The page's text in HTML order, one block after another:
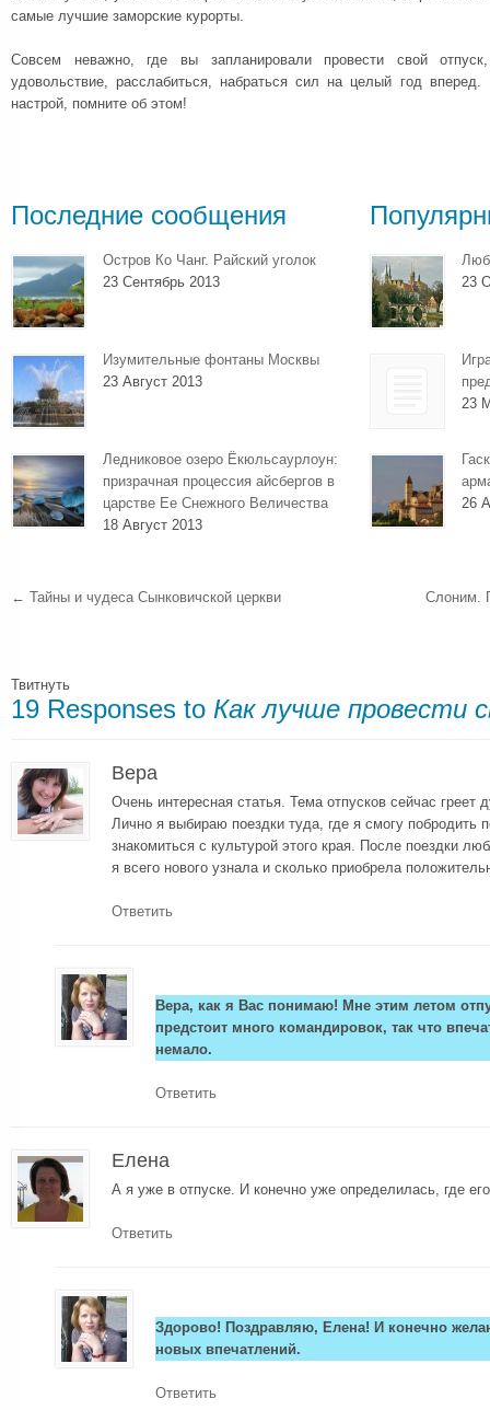
самые лучшие заморские курорты.
Совсем неважно, где вы запланировали провести свой
удовольствие, расслабиться, набраться сил на целый год
настрой, помните об этом!
Последние сообщения
Остров Ко Чанг. Райский уголок
23 Сентябрь 2013
Изумительные фонтаны Москвы
23 Август 2013
Ледниковое озеро Ёкюльсаурлоун:
призрачная процессия айсбергов в
царстве Ее Снежного Величества
18 Август 2013
23
23
26
← Тайны и чудеса Сынковичской церкви Слоним.
Твитнуть
19 Responses to Как лучше провести
Вера
Очень интересная статья. Тема отпусков сейчас греет
Лично я выбираю поездки туда, где я смогу побродить
знакомиться с культурой этого края. После поездки
я всего нового узнала и сколько приобрела
Ответить
Вера, как я Вас понимаю! Мне этим летом
предстоит много командировок, так что
немало.
Ответить
Елена
А я уже в отпуске. И конечно уже определилась, где
Ответить
Здорово! Поздравляю, Елена! И конечно
новых впечатлений.
Ответить